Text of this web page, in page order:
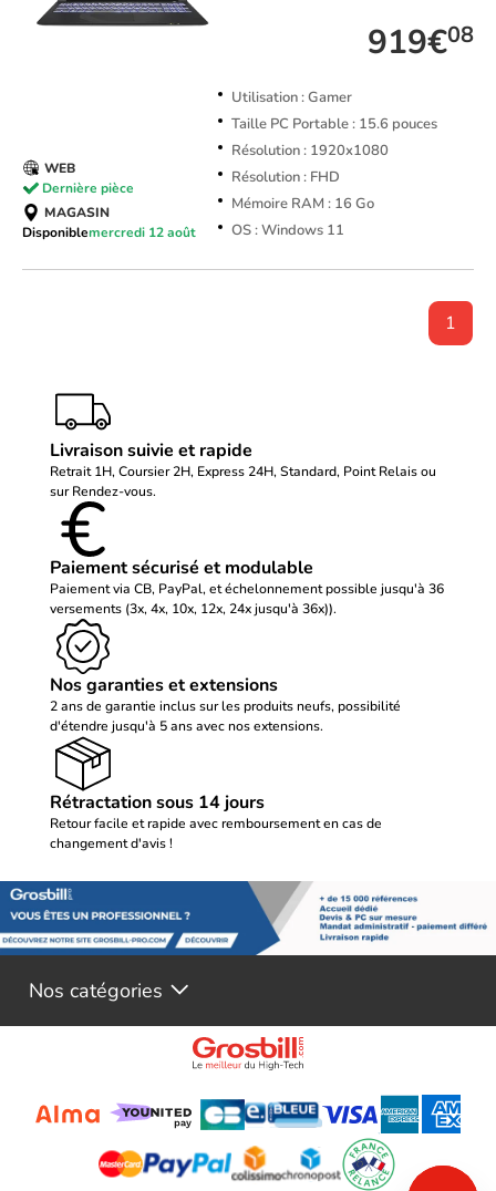
919€08
Utilisation : Gamer
Taille PC Portable : 15.6 pouces
Résolution : 1920x1080
Résolution : FHD
Mémoire RAM : 16 Go
OS : Windows 11
WEB
Dernière pièce
MAGASIN
Disponiblemercredi 12 août
1
Livraison suivie et rapide
Retrait 1H, Coursier 2H, Express 24H, Standard, Point Relais ou
sur Rendez-vous.
Paiement sécurisé et modulable
Paiement via CB, PayPal, et échelonnement possible jusqu'à 36
versements (3x, 4x, 10x, 12x, 24x jusqu'à 36x)).
Nos garanties et extensions
2 ans de garantie inclus sur les produits neufs, possibilité
d'étendre jusqu'à 5 ans avec nos extensions.
Rétractation sous 14 jours
Retour facile et rapide avec remboursement en cas de
changement d'avis !
Nos catégories